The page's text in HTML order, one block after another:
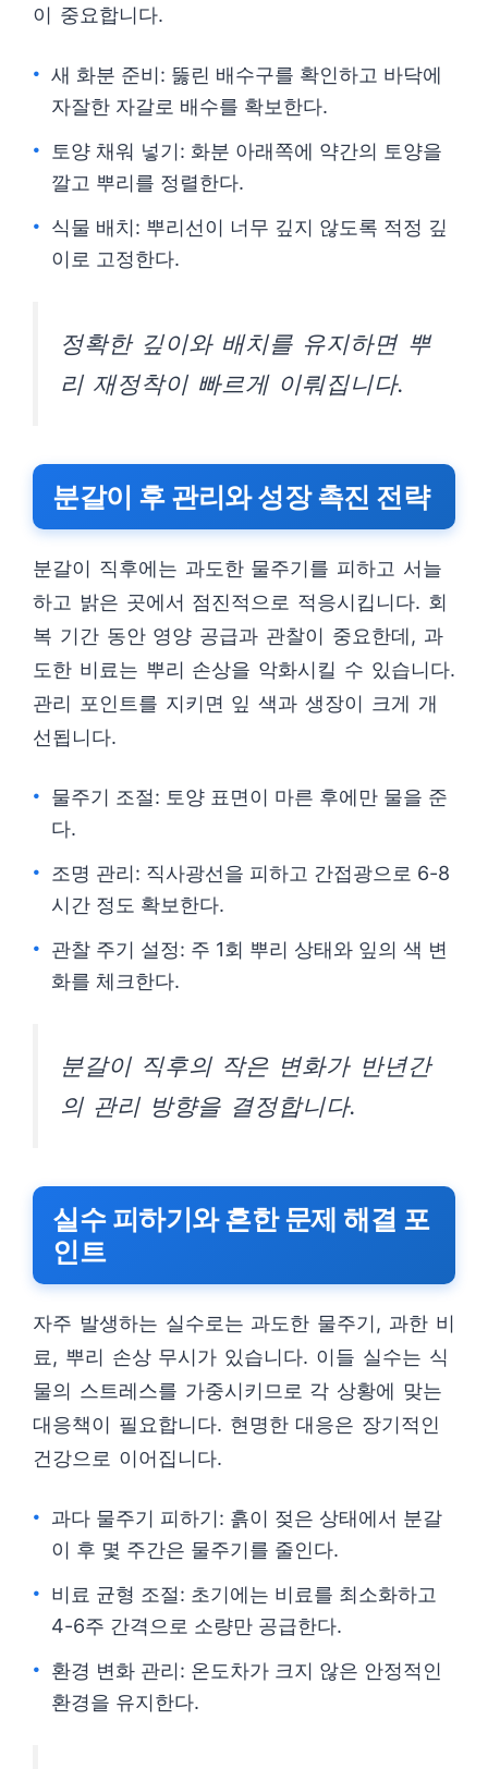
이 중요합니다.
새 화분 준비: 뚫린 배수구를 확인하고 바닥에
자잘한 자갈로 배수를 확보한다.
토양 채워 넣기: 화분 아래쪽에 약간의 토양을
깔고 뿌리를 정렬한다.
식물 배치: 뿌리선이 너무 깊지 않도록 적정 깊
이로 고정한다.
정확한 깊이와 배치를 유지하면 뿌
리 재정착이 빠르게 이뤄집니다.
분갈이 후 관리와 성장 촉진 전략
분갈이 직후에는 과도한 물주기를 피하고 서늘
하고 밝은 곳에서 점진적으로 적응시킵니다. 회
복 기간 동안 영양 공급과 관찰이 중요한데, 과
도한 비료는 뿌리 손상을 악화시킬 수 있습니다.
관리 포인트를 지키면 잎 색과 생장이 크게 개
선됩니다.
물주기 조절: 토양 표면이 마른 후에만 물을 준
다.
조명 관리: 직사광선을 피하고 간접광으로 6-8
시간 정도 확보한다.
관찰 주기 설정: 주 1회 뿌리 상태와 잎의 색 변
화를 체크한다.
분갈이 직후의 작은 변화가 반년간
의 관리 방향을 결정합니다.
실수 피하기와 흔한 문제 해결 포
인트
자주 발생하는 실수로는 과도한 물주기, 과한 비
료, 뿌리 손상 무시가 있습니다. 이들 실수는 식
물의 스트레스를 가중시키므로 각 상황에 맞는
대응책이 필요합니다. 현명한 대응은 장기적인
건강으로 이어집니다.
과다 물주기 피하기: 흙이 젖은 상태에서 분갈
이 후 몇 주간은 물주기를 줄인다.
비료 균형 조절: 초기에는 비료를 최소화하고
4-6주 간격으로 소량만 공급한다.
환경 변화 관리: 온도차가 크지 않은 안정적인
환경을 유지한다.